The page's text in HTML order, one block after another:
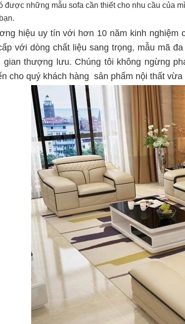
được những mẫu sofa cần thiết cho nhu cầu của
hiệu uy tín với hơn 10 năm kinh nghiệm
với dòng chất liệu sang trọng, mẫu mã
gian thượng lưu. Chúng tôi không ngừng
cho quý khách hàng sản phẩm nội thất vừa